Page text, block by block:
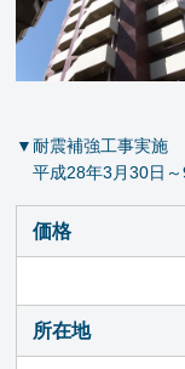
▼耐震補強工事実施
平成28年3月30日～
価格
所在地